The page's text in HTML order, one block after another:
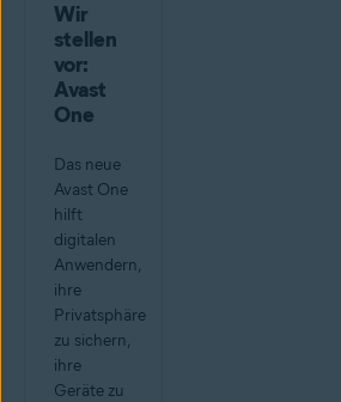
Wir
stellen
vor:
Avast
One
Das neue
Avast One
hilft
digitalen
Anwendern,
ihre
Privatsphäre
zu sichern,
ihre
Geräte zu